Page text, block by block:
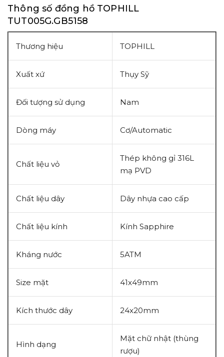
Thông số đồng hồ TOPHILL
TUT005G.GB5158
Thương hiệu TOPHILL
Xuất xứ Thụy Sỹ
Đối tượng sử dụng Nam
Dòng máy Cơ/Automatic
Chất liệu vỏ
Thép không gỉ 316L
mạ PVD
Chất liệu dây Dây nhựa cao cấp
Chất liệu kính Kính Sapphire
Kháng nước 5ATM
Size mặt 41x49mm
Kích thước dây 24x20mm
Hình dạng
Mặt chữ nhật (thùng
rượu)